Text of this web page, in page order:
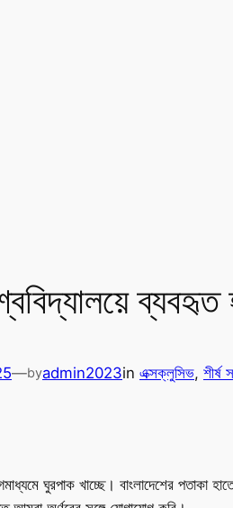
—byadmin2023in এক্সক্লুসিভ, শীর্ষ
ঘুরপাক খাচ্ছে। বাংলাদেশের